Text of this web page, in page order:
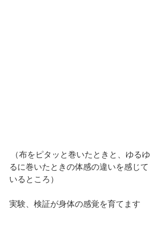
るに巻いたときの体感の違いを感じて
いるところ）
実験、検証が身体の感覚を育てます